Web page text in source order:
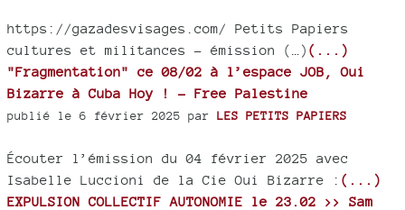
https://gazadesvisages.com/ Petits Papiers
cultures et militances - émission (…) (...)
"Fragmentation" ce 08/02 à l’espace JOB, Oui
Bizarre à Cuba Hoy ! - Free Palestine
publié le 6 février 2025 par LES PETITS PAPIERS
Écouter l’émission du 04 février 2025 avec
Isabelle Luccioni de la Cie Oui Bizarre : (...)
EXPULSION COLLECTIF AUTONOMIE le 23.02 >> Sam